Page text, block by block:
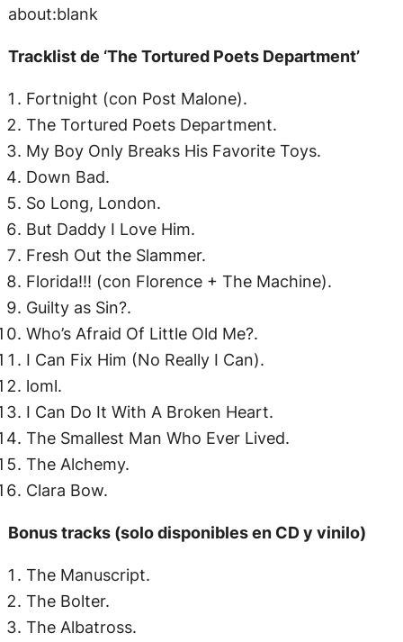
about:blank
Tracklist de ‘The Tortured Poets Department’
Fortnight (con Post Malone).
The Tortured Poets Department.
My Boy Only Breaks His Favorite Toys.
Down Bad.
So Long, London.
But Daddy I Love Him.
Fresh Out the Slammer.
Florida!!! (con Florence + The Machine).
Guilty as Sin?.
Who’s Afraid Of Little Old Me?.
I Can Fix Him (No Really I Can).
loml.
I Can Do It With A Broken Heart.
The Smallest Man Who Ever Lived.
The Alchemy.
Clara Bow.
Bonus tracks (solo disponibles en CD y vinilo)
The Manuscript.
The Bolter.
The Albatross.